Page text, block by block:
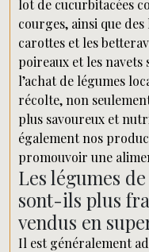
lot de cucurbitacées
courges, ainsi que
carottes et les
poireaux et les
l’achat de légumes
récolte, non
plus savoureux et
également nos
promouvoir une
Les légumes
sont-ils plus
vendus en
Il est généralement